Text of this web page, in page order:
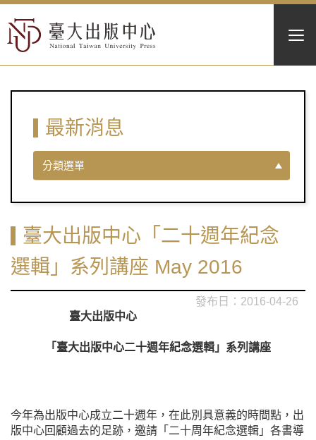
最新消息
分類選單
臺大出版中心「二十週年紀念
選輯」系列講座 May 2016
2016-04-26
臺大出版中心
「臺大出版中心二十週年紀念選輯」系列講座
今年為出版中心成立二十週年，在此別具意義的時間點，出
版中心回顧過去的足跡，邀請「二十周年紀念選輯」各書導